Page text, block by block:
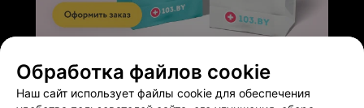
Обработка файлов cookie
Наш сайт использует файлы cookie для обеспечения